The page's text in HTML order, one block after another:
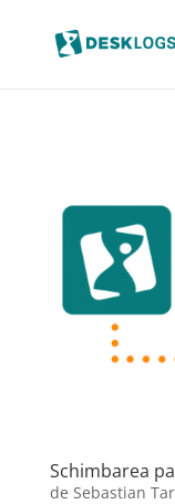
Schimbarea
de Sebastian